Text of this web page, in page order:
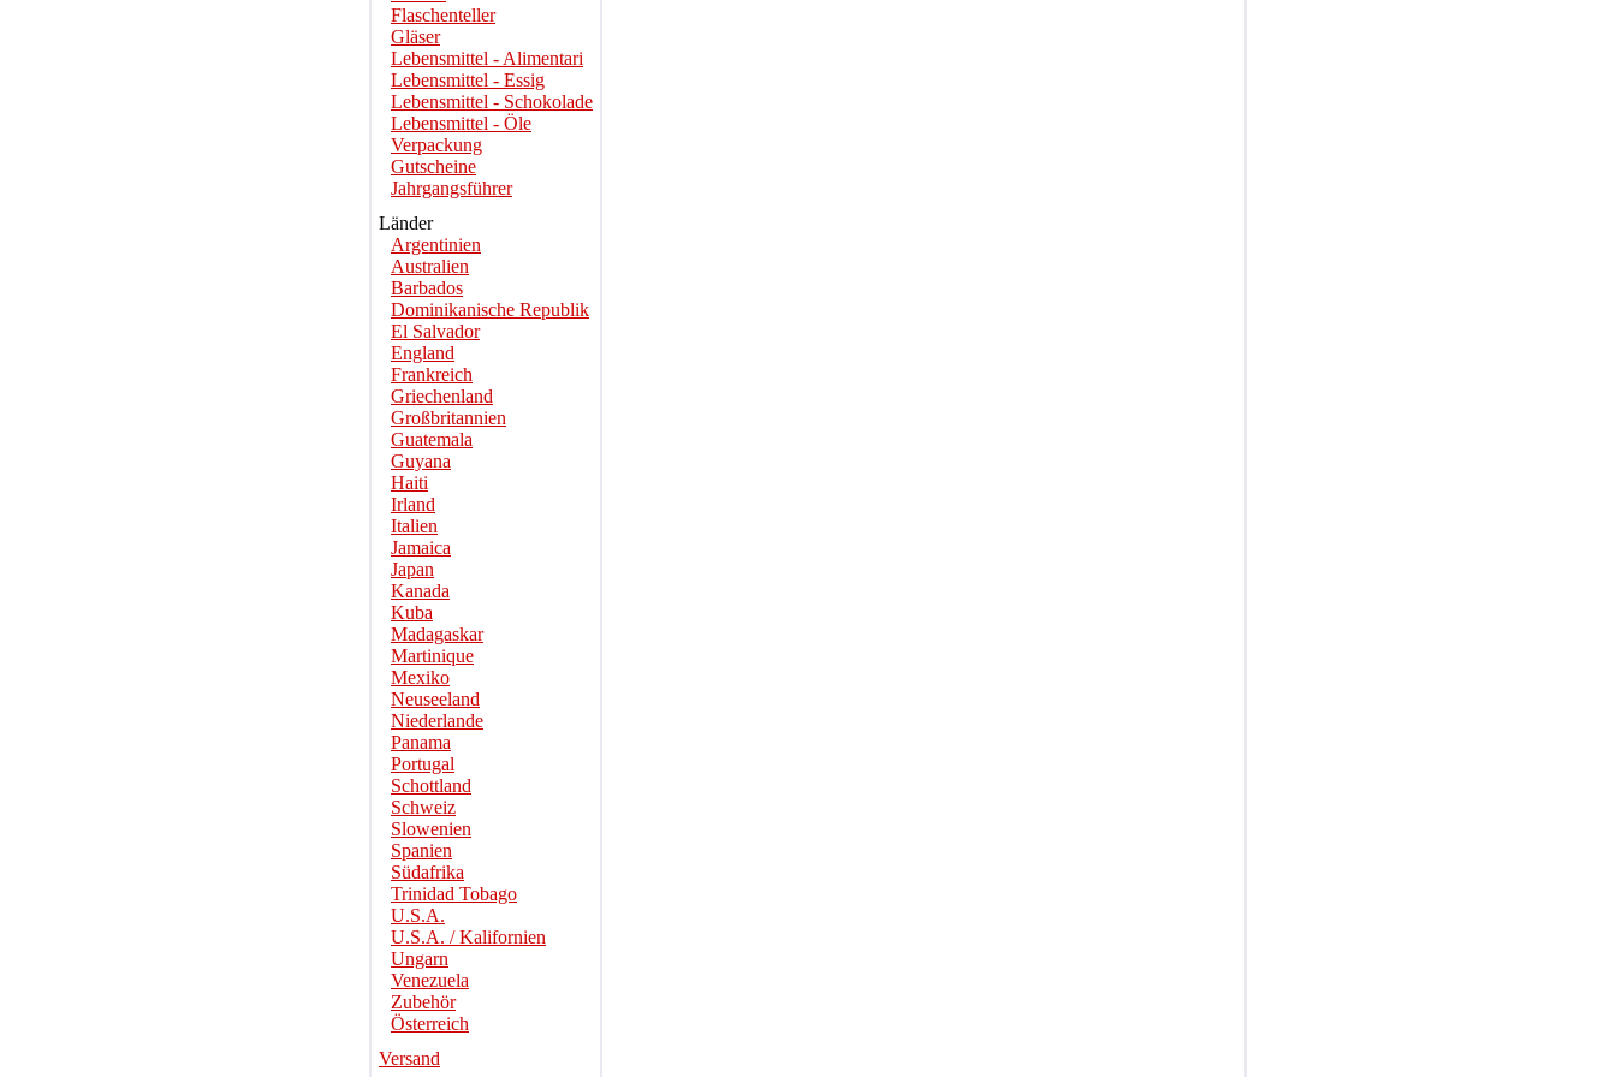
Flaschenteller
Gläser
Lebensmittel - Alimentari
Lebensmittel - Essig
Lebensmittel - Schokolade
Lebensmittel - Öle
Verpackung
Gutscheine
Jahrgangsführer
Länder
Argentinien
Australien
Barbados
Dominikanische Republik
El Salvador
England
Frankreich
Griechenland
Großbritannien
Guatemala
Guyana
Haiti
Irland
Italien
Jamaica
Japan
Kanada
Kuba
Madagaskar
Martinique
Mexiko
Neuseeland
Niederlande
Panama
Portugal
Schottland
Schweiz
Slowenien
Spanien
Südafrika
Trinidad Tobago
U.S.A.
U.S.A. / Kalifornien
Ungarn
Venezuela
Zubehör
Österreich
Versand